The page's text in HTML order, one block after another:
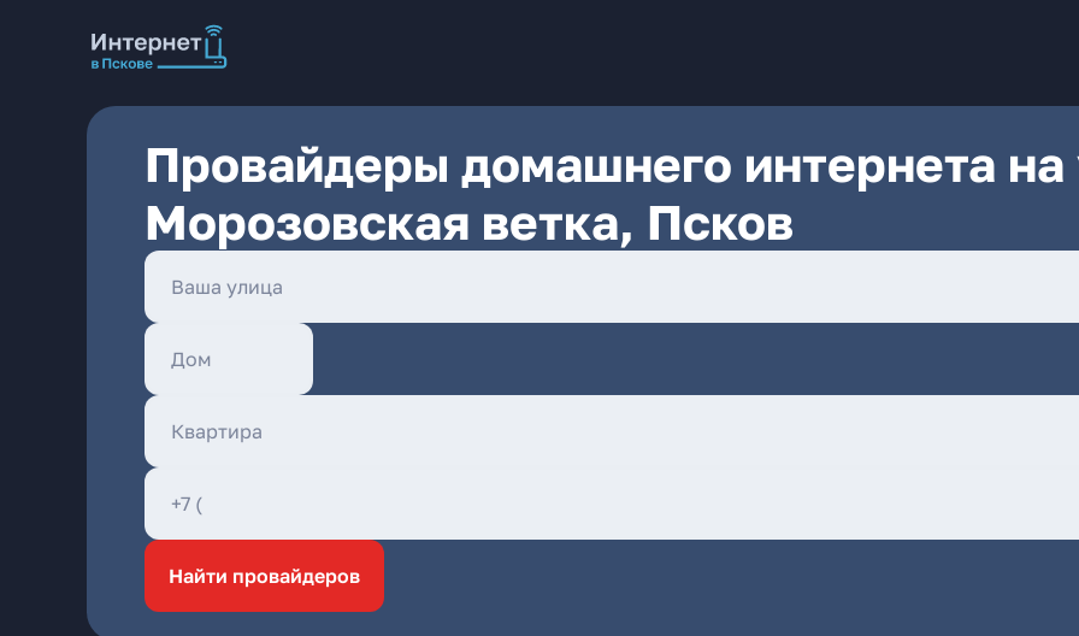
Провайдеры домашнего интернета на
Морозовская ветка, Псков
Найти провайдеров